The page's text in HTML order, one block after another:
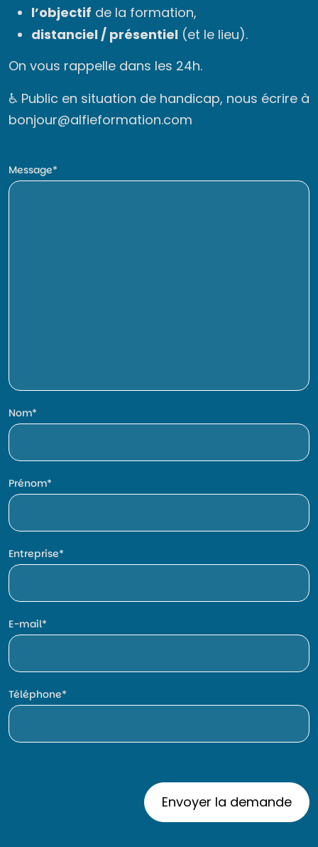
l’objectif de la formation,
distanciel / présentiel (et le lieu).
On vous rappelle dans les 24h.
♿ Public en situation de handicap, nous écrire à
bonjour@alfieformation.com
Message
Nom
Prénom
Entreprise
E-mail
Téléphone